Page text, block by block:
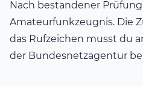
Nach bestandener
Amateurfunkzeugnis. Die
das Rufzeichen musst du
der Bundesnetzagentur